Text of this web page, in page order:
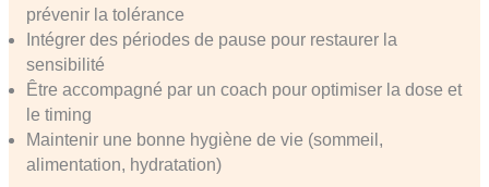
prévenir la tolérance
Intégrer des périodes de pause pour restaurer la
sensibilité
Être accompagné par un coach pour optimiser la dose et
le timing
Maintenir une bonne hygiène de vie (sommeil,
alimentation, hydratation)